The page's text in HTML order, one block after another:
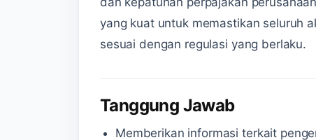
yang kuat untuk memastikan seluruh
sesuai dengan regulasi yang berlaku.
Tanggung Jawab
Memberikan informasi terkait